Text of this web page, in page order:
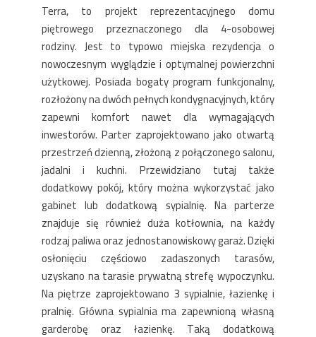
Terra, to projekt reprezentacyjnego domu
piętrowego przeznaczonego dla 4-osobowej
rodziny. Jest to typowo miejska rezydencja o
nowoczesnym wyglądzie i optymalnej powierzchni
użytkowej. Posiada bogaty program funkcjonalny,
rozłożony na dwóch pełnych kondygnacyjnych, który
zapewni komfort nawet dla wymagających
inwestorów. Parter zaprojektowano jako otwartą
przestrzeń dzienną, złożoną z połączonego salonu,
jadalni i kuchni. Przewidziano tutaj także
dodatkowy pokój, który można wykorzystać jako
gabinet lub dodatkową sypialnię. Na parterze
znajduje się również duża kotłownia, na każdy
rodzaj paliwa oraz jednostanowiskowy garaż. Dzięki
osłonięciu częściowo zadaszonych tarasów,
uzyskano na tarasie prywatną strefę wypoczynku.
Na piętrze zaprojektowano 3 sypialnie, łazienkę i
pralnię. Główna sypialnia ma zapewnioną własną
garderobę oraz łazienkę. Taką dodatkową